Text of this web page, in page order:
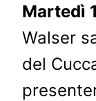
Martedì
Walser
del